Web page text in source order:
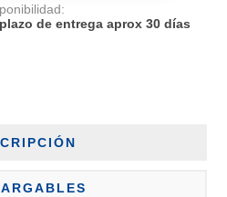
de entrega aprox 30 días